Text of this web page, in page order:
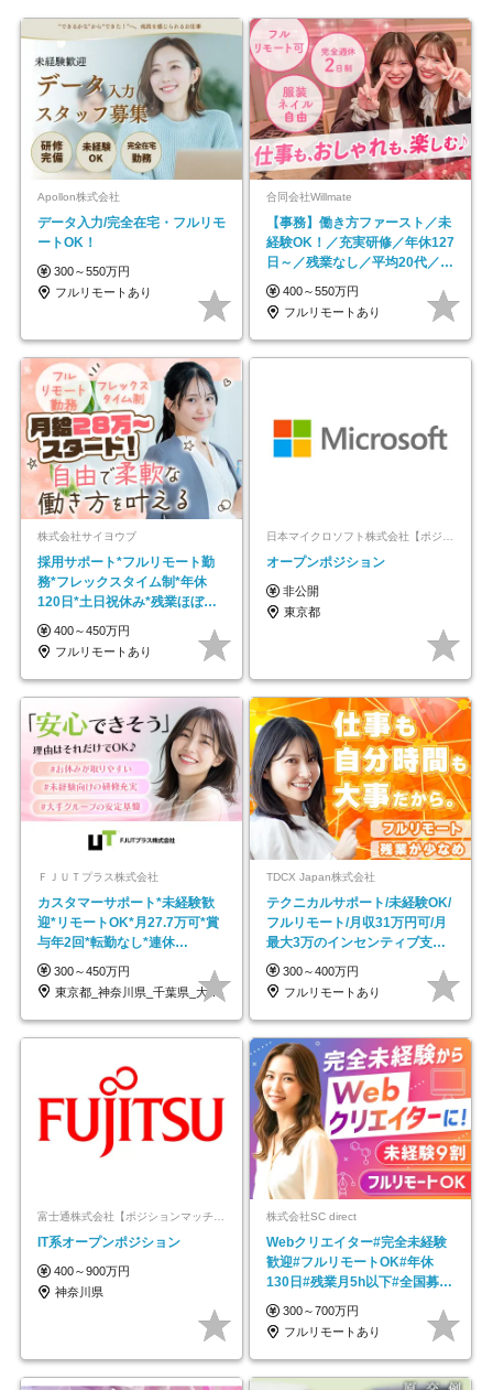
Apollon株式会社
データ入力/完全在宅・フルリモ
ートOK！
300～550万円
フルリモートあり
合同会社Willmate
【事務】働き方ファースト／未
経験OK！／充実研修／年休127
日～／残業なし／平均20代／リ
モートOK
400～550万円
フルリモートあり
株式会社サイヨウブ
採用サポート*フルリモート勤
務*フレックスタイム制*年休
120日*土日祝休み*残業ほぼな
し*育児中社員8割以上
400～450万円
フルリモートあり
日本マイクロソフト株式会社【ポジションマッチ登録】
オープンポジション
非公開
東京都
ＦＪＵＴプラス株式会社
カスタマーサポート*未経験歓
迎*リモートOK*月27.7万可*賞
与年2回*転勤なし*連休
OK/ZE010232
300～450万円
東京都_神奈川県_千葉県_大阪府_愛知県…
TDCX Japan株式会社
テクニカルサポート/未経験OK/
フルリモート/月収31万円可/月
最大3万のインセンティブ支給/
平均年齢33歳
300～400万円
フルリモートあり
富士通株式会社【ポジションマッチ登録】
IT系オープンポジション
400～900万円
神奈川県
株式会社SC direct
Webクリエイター#完全未経験
歓迎#フルリモートOK#年休
130日#残業月5h以下#全国募集
#最大1年の研修
300～700万円
フルリモートあり